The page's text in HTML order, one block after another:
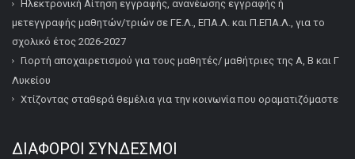
Ηλεκτρονική Αίτηση εγγραφής, ανανέωσης εγγραφής ή
μετεγγραφής μαθητών/τριών σε ΓΕ.Λ., ΕΠΑ.Λ. και Π.ΕΠΑ.Λ., για το
σχολικό έτος 2026-2027
Γιορτή αποχαιρετισμού για τους μαθητές/ μαθήτριες της Α, Β και Γ
Λυκείου
Χτίζοντας σταθερά θεμέλια για την κοινωνία που οραματιζόμαστε
ΔΙΆΦΟΡΟΙ ΣΎΝΔΕΣΜΟΙ